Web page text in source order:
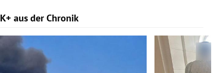
K+ aus der Chronik
Slide 1 von 9